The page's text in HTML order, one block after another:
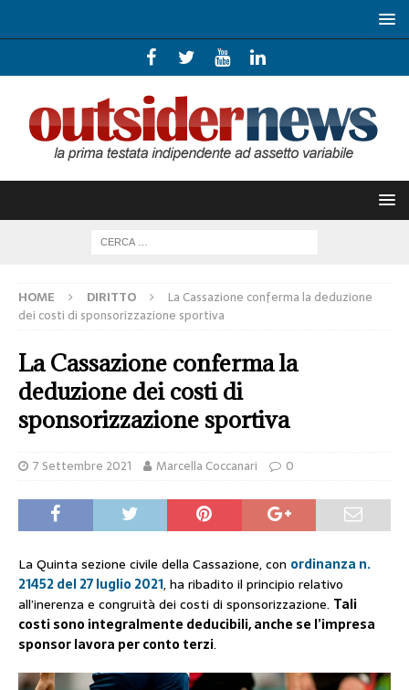
HOME DIRITTO
La Cassazione conferma la deduzione
dei costi di sponsorizzazione sportiva
La Cassazione conferma la
deduzione dei costi di
sponsorizzazione sportiva
7 Settembre 2021 Marcella Coccanari 0
La Quinta sezione civile della Cassazione, con ordinanza n.
21452 del 27 luglio 2021, ha ribadito il principio relativo
all’inerenza e congruità dei costi di sponsorizzazione. Tali
costi sono integralmente deducibili, anche se l’impresa
sponsor lavora per conto terzi.